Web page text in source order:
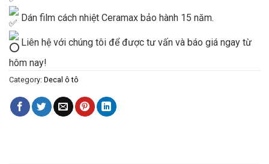
Dán film cách nhiệt Ceramax bảo hành 15 năm.
Liên hệ với chúng tôi để được tư vấn và báo giá ngay từ
hôm nay!
Category: Decal ô tô